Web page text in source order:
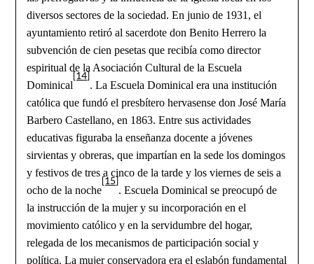
diversos sectores de la sociedad. En junio de 1931, el
ayuntamiento retiró al sacerdote don Benito Herrero la
subvención de cien pesetas que recibía como director
espiritual de la Asociación Cultural de la Escuela
Dominical
[14]
. La Escuela Dominical era una institución
católica que fundó el presbítero hervasense don José María
Barbero Castellano, en 1863. Entre sus actividades
educativas figuraba la enseñanza docente a jóvenes
sirvientas y obreras, que impartían en la sede los domingos
y festivos de tres a cinco de la tarde y los viernes de seis a
ocho de la noche
[15]
. Escuela Dominical se preocupó de
la instrucción de la mujer y su incorporación en el
movimiento católico y en la servidumbre del hogar,
relegada de los mecanismos de participación social y
política. La mujer conservadora era el eslabón fundamental